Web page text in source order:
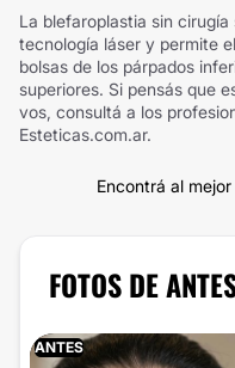
La blefaroplastia sin
tecnología láser y permite
bolsas de los párpados
superiores. Si pensás que
vos, consultá a los
Esteticas.com.ar.
Encontrá al
FOTOS DE
ANTES